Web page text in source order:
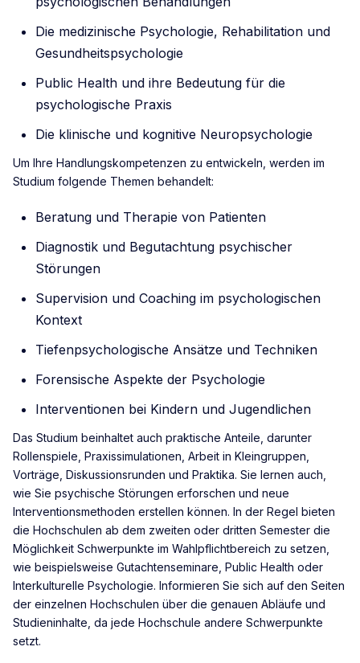
Die medizinische Psychologie, Rehabilitation und
Gesundheitspsychologie
Public Health und ihre Bedeutung für die
psychologische Praxis
Die klinische und kognitive Neuropsychologie
Um Ihre Handlungskompetenzen zu entwickeln, werden im
Studium folgende Themen behandelt:
Beratung und Therapie von Patienten
Diagnostik und Begutachtung psychischer
Störungen
Supervision und Coaching im psychologischen
Kontext
Tiefenpsychologische Ansätze und Techniken
Forensische Aspekte der Psychologie
Interventionen bei Kindern und Jugendlichen
Das Studium beinhaltet auch praktische Anteile, darunter
Rollenspiele, Praxissimulationen, Arbeit in Kleingruppen,
Vorträge, Diskussionsrunden und Praktika. Sie lernen auch,
wie Sie psychische Störungen erforschen und neue
Interventionsmethoden erstellen können. In der Regel bieten
die Hochschulen ab dem zweiten oder dritten Semester die
Möglichkeit Schwerpunkte im Wahlpflichtbereich zu setzen,
wie beispielsweise Gutachtenseminare, Public Health oder
Interkulturelle Psychologie. Informieren Sie sich auf den Seiten
der einzelnen Hochschulen über die genauen Abläufe und
Studieninhalte, da jede Hochschule andere Schwerpunkte
setzt.